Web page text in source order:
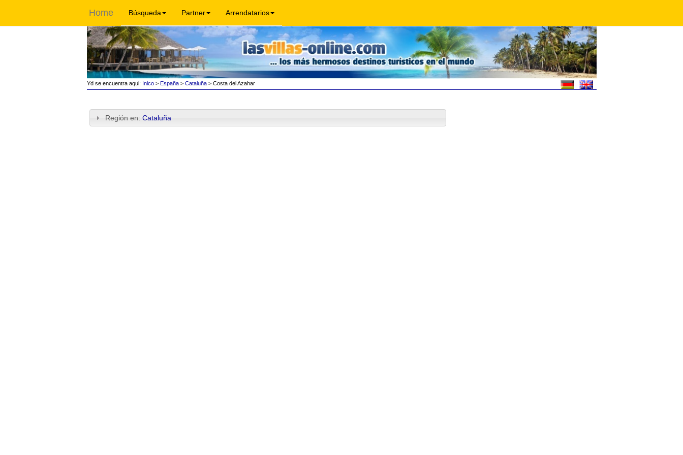
Home Búsqueda Partner Arrendatarios
Yd se encuentra aqui: Inico> España> Cataluña> Costa del Azahar
Región en:Cataluña